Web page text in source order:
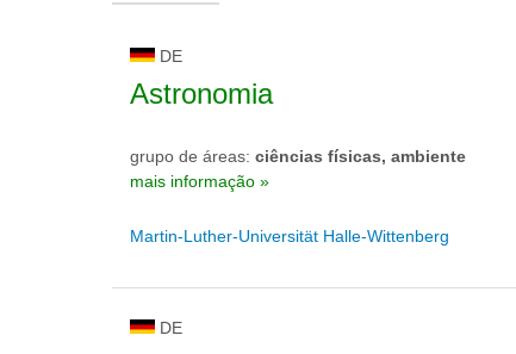
DE
Astronomia
grupo de áreas: ciências físicas, ambiente
mais informação »
Martin-Luther-Universität Halle-Wittenberg
DE